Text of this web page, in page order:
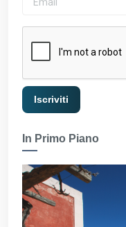
In Primo Piano